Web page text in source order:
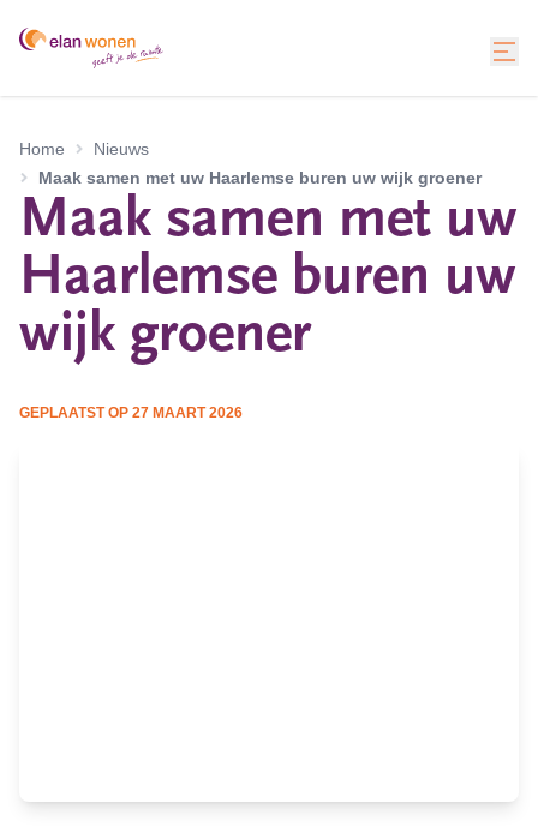
Home
Nieuws
Maak samen met uw Haarlemse buren uw wijk groener
Maak samen met uw
Haarlemse buren uw
wijk groener
GEPLAATST OP 27 MAART 2026